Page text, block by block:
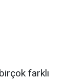
farklı